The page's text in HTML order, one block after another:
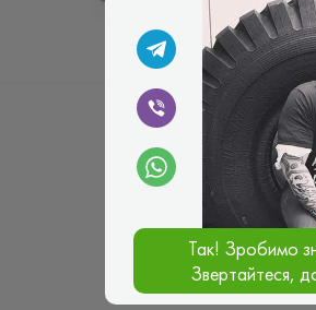
Так! Зробимо
Звертайтеся,